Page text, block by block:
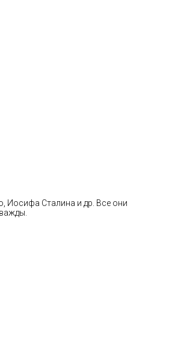
Иосифа Сталина и др. Все они